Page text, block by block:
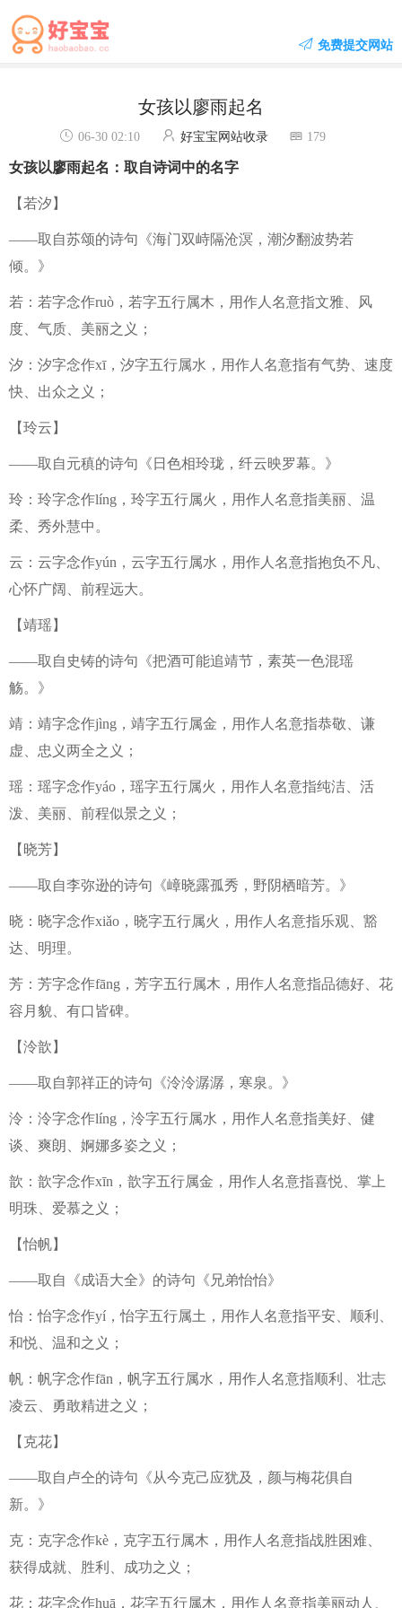
免费提交网站
女孩以廖雨起名
06-30 02:10 好宝宝网站收录 179
女孩以廖雨起名：取自诗词中的名字
【若汐】
——取自苏颂的诗句《海门双峙隔沧溟，潮汐翻波势若
倾。》
若：若字念作ruò，若字五行属木，用作人名意指文雅、风
度、气质、美丽之义；
汐：汐字念作xī，汐字五行属水，用作人名意指有气势、速度
快、出众之义；
【玲云】
——取自元稹的诗句《日色相玲珑，纤云映罗幕。》
玲：玲字念作líng，玲字五行属火，用作人名意指美丽、温
柔、秀外慧中。
云：云字念作yún，云字五行属水，用作人名意指抱负不凡、
心怀广阔、前程远大。
【靖瑶】
——取自史铸的诗句《把酒可能追靖节，素英一色混瑶
觞。》
靖：靖字念作jìng，靖字五行属金，用作人名意指恭敬、谦
虚、忠义两全之义；
瑶：瑶字念作yáo，瑶字五行属火，用作人名意指纯洁、活
泼、美丽、前程似景之义；
【晓芳】
——取自李弥逊的诗句《嶂晓露孤秀，野阴栖暗芳。》
晓：晓字念作xiǎo，晓字五行属火，用作人名意指乐观、豁
达、明理。
芳：芳字念作fāng，芳字五行属木，用作人名意指品德好、花
容月貌、有口皆碑。
【泠歆】
——取自郭祥正的诗句《泠泠潺潺，寒泉。》
泠：泠字念作líng，泠字五行属水，用作人名意指美好、健
谈、爽朗、婀娜多姿之义；
歆：歆字念作xīn，歆字五行属金，用作人名意指喜悦、掌上
明珠、爱慕之义；
【怡帆】
——取自《成语大全》的诗句《兄弟怡怡》
怡：怡字念作yí，怡字五行属土，用作人名意指平安、顺利、
和悦、温和之义；
帆：帆字念作fān，帆字五行属水，用作人名意指顺利、壮志
凌云、勇敢精进之义；
【克花】
——取自卢仝的诗句《从今克己应犹及，颜与梅花俱自
新。》
克：克字念作kè，克字五行属木，用作人名意指战胜困难、
获得成就、胜利、成功之义；
花：花字念作huā，花字五行属木，用作人名意指美丽动人、